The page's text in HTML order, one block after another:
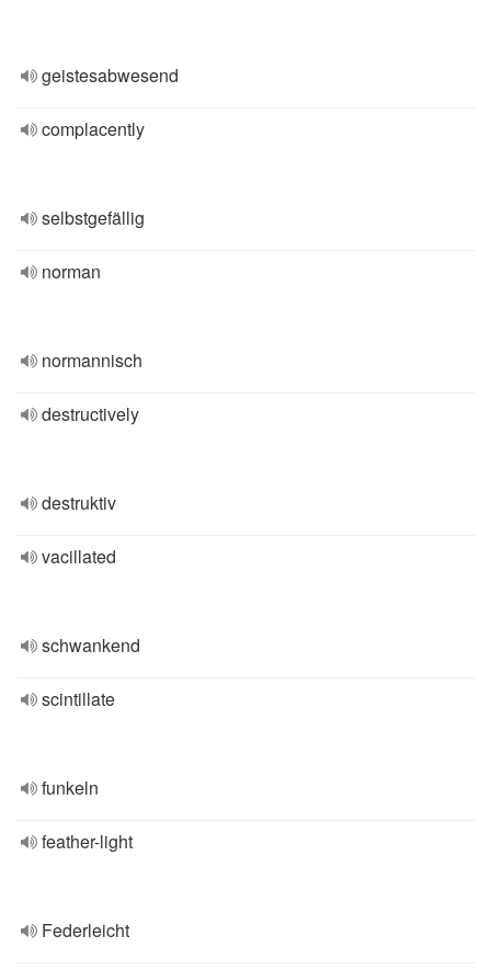
geistesabwesend
complacently
selbstgefällig
norman
normannisch
destructively
destruktiv
vacillated
schwankend
scintillate
funkeln
feather-light
Federleicht